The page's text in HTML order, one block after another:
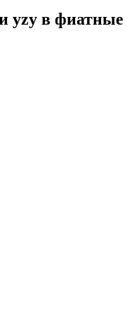
ежедневно
yzy в фиатные